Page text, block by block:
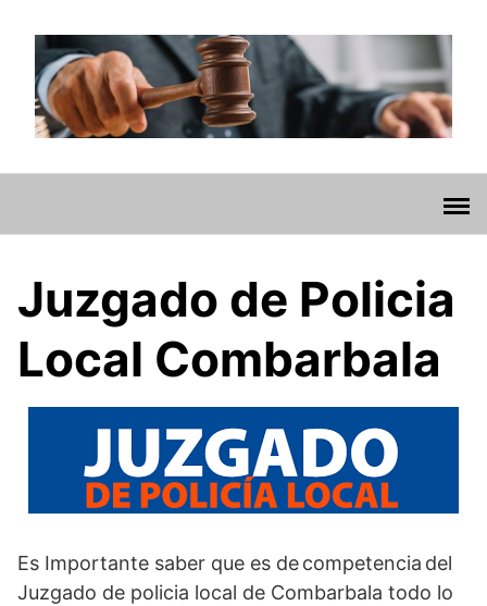
contenido
Juzgado de Policia
Local Combarbala
Es Importante saber que es de competencia del
Juzgado de policia local de Combarbala todo lo